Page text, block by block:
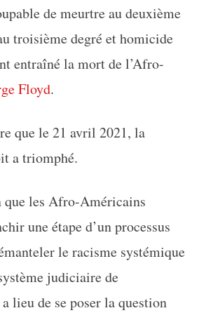
de meurtre au deuxième
troisième degré et homicide
entraîné la mort de l’Afro-
Floyd.
que le 21 avril 2021, la
a triomphé.
que les Afro-Américains
une étape d’un processus
le racisme systémique
judiciaire de
lieu de se poser la question